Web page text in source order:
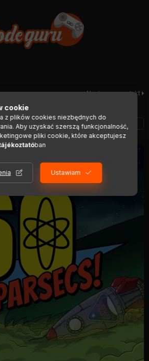
Następny produkt
cookie
z plików cookies niezbędnych do
Aby uzyskać szerszą funkcjonalność,
pliki cookie, które akceptujesz
ban
Ustawiam